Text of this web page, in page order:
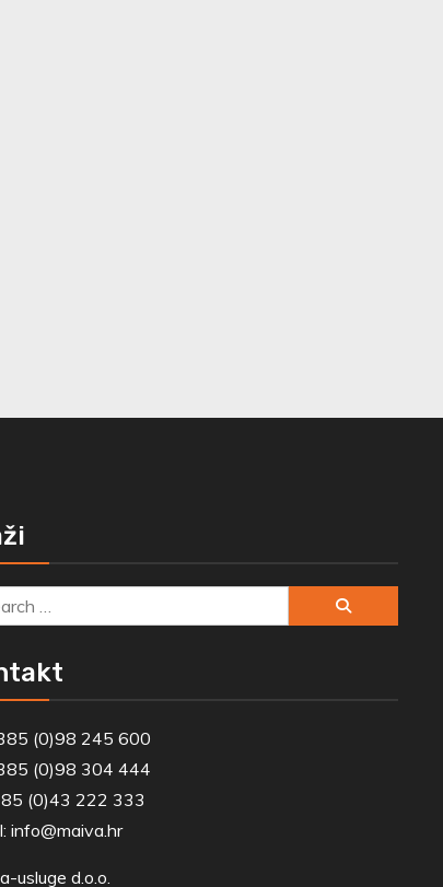
Search
for:
(0)98 245 600
(0)98 304 444
(0)43 222 333
info@maiva.hr
usluge d.o.o.